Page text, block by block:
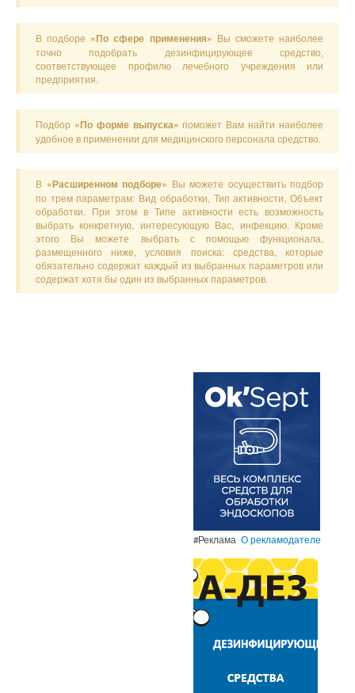
В подборе «По сфере применения» Вы сможете наиболее
точно подобрать дезинфицирующее средство,
соответствующее профилю лечебного учреждения или
предприятия.
Подбор «По форме выпуска» поможет Вам найти наиболее
удобное в применении для медицинского персонала средство.
В «Расширенном подборе» Вы можете осуществить подбор
по трем параметрам: Вид обработки, Тип активности, Объект
обработки. При этом в Типе активности есть возможность
выбрать конкретную, интересующую Вас, инфекцию. Кроме
этого Вы можете выбрать с помощью функционала,
размещенного ниже, условия поиска: средства, которые
обязательно содержат каждый из выбранных параметров или
содержат хотя бы один из выбранных параметров.
#Реклама О рекламодателе